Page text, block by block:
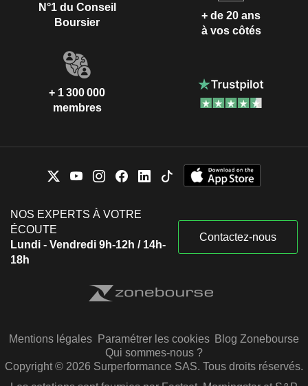
N°1 du Conseil
Boursier
+ de 20 ans
à vos côtés
+ 1 300 000
membres
NOS EXPERTS À VOTRE
ÉCOUTE
Lundi - Vendredi 9h-12h / 14h-
18h
Contactez-nous
Mentions légales Paramétrer les cookies Blog Zonebourse
Qui sommes-nous ?
Copyright © 2026 Surperformance SAS. Tous droits réservés.